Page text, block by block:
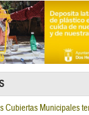
Cubiertas Municipales